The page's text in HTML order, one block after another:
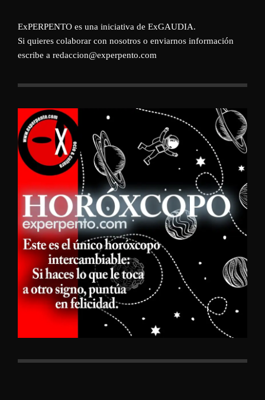
ExPERPENTO es una iniciativa de ExGAUDIA.
Si quieres colaborar con nosotros o enviarnos información
escribe a redaccion@experpento.com